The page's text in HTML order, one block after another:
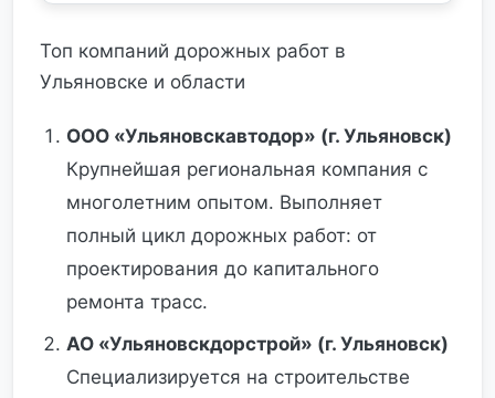
Топ компаний дорожных работ в
Ульяновске и области
ООО «Ульяновскавтодор» (г. Ульяновск)
Крупнейшая региональная компания с
многолетним опытом. Выполняет
полный цикл дорожных работ: от
проектирования до капитального
ремонта трасс.
АО «Ульяновскдорстрой» (г. Ульяновск)
Специализируется на строительстве